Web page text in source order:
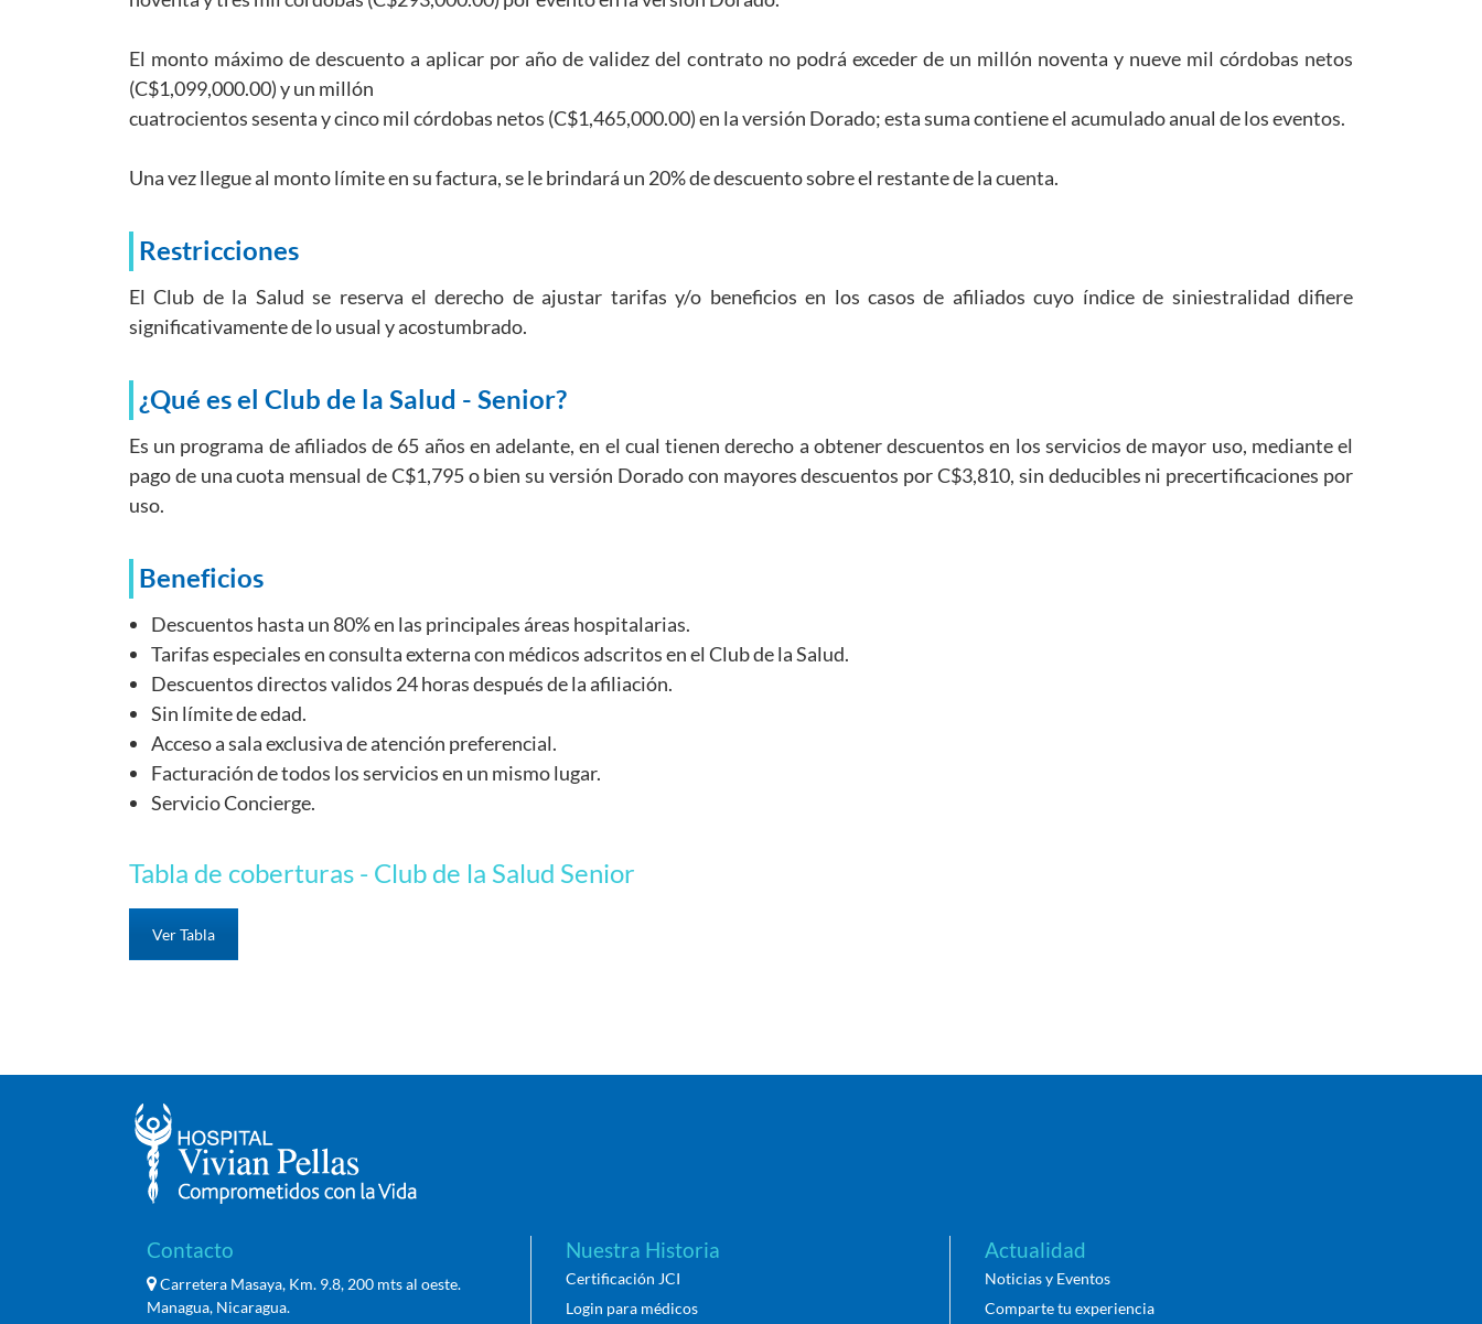
El monto máximo de descuento a aplicar por año de validez del contrato no podrá exceder de un millón noventa y nueve mil córdobas netos
(C$1,099,000.00) y un millón
cuatrocientos sesenta y cinco mil córdobas netos (C$1,465,000.00) en la versión Dorado; esta suma contiene el acumulado anual de los eventos.
Una vez llegue al monto límite en su factura, se le brindará un 20% de descuento sobre el restante de la cuenta.
Restricciones
El Club de la Salud se reserva el derecho de ajustar tarifas y/o beneficios en los casos de afiliados cuyo índice de siniestralidad difiere
significativamente de lo usual y acostumbrado.
¿Qué es el Club de la Salud - Senior?
Es un programa de afiliados de 65 años en adelante, en el cual tienen derecho a obtener descuentos en los servicios de mayor uso, mediante el
pago de una cuota mensual de C$1,795 o bien su versión Dorado con mayores descuentos por C$3,810, sin deducibles ni precertificaciones por
uso.
Beneficios
Descuentos hasta un 80% en las principales áreas hospitalarias.
Tarifas especiales en consulta externa con médicos adscritos en el Club de la Salud.
Descuentos directos validos 24 horas después de la afiliación.
Sin límite de edad.
Acceso a sala exclusiva de atención preferencial.
Facturación de todos los servicios en un mismo lugar.
Servicio Concierge.
Tabla de coberturas - Club de la Salud Senior
Ver Tabla
Contacto
Carretera Masaya, Km. 9.8, 200 mts al oeste.
Managua, Nicaragua.
Nuestra Historia
Certificación JCI
Login para médicos
Actualidad
Noticias y Eventos
Comparte tu experiencia